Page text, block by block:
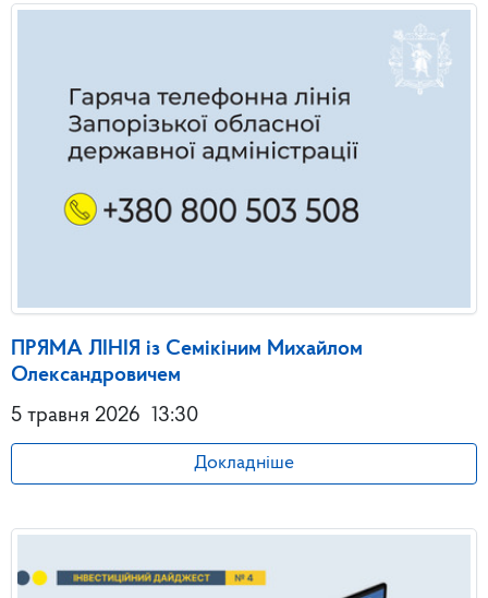
ПРЯМА ЛІНІЯ із Семікіним Михайлом
Олександровичем
5 травня 2026 13:30
Докладніше